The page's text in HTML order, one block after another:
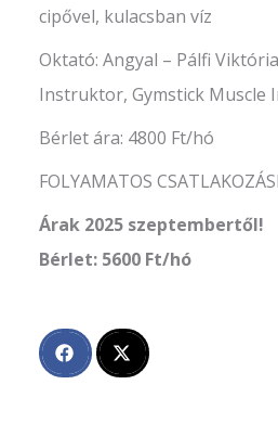
cipővel, kulacsban víz
Oktató: Angyal – Pálfi
Instruktor, Gymstick Muscle
Bérlet ára: 4800 Ft/hó
FOLYAMATOS
Árak 2025 szeptembertől!
Bérlet: 5600 Ft/hó